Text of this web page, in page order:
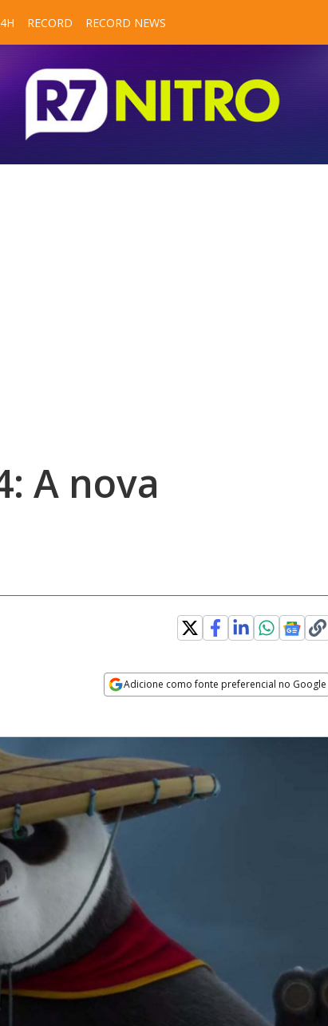
RECORD RECORD NEWS
A nova
Adicione como fonte preferencial no Google